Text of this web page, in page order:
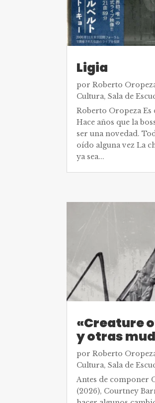
Ligia
porRoberto
Cultura,Sala de
Roberto Oropeza Es
Hace años que la
ser una novedad.
oído alguna vez La
ya sea...
«Creature
y otras
porRoberto
Cultura,Sala de
Antes de componer
(2026), Courtney